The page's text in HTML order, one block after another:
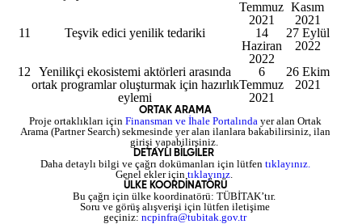
Temmuz
2021
Kasım
2021
11
Teşvik edici yenilik tedariki
14
Haziran
2022
27 Eylül
2022
12
Yenilikçi ekosistemi aktörleri arasında
ortak programlar oluşturmak için hazırlık
eylemi
6
Temmuz
2021
26 Ekim
2021
ORTAK ARAMA
Proje ortaklıkları için Finansman ve İhale Portalındayer alan Ortak
Arama (Partner Search) sekmesinde yer alan ilanlara bakabilirsiniz, ilan
girişi yapabilirsiniz.
DETAYLI BİLGİLER
Daha detaylı bilgi ve çağrı dokümanları için lütfen tıklayınız.
Genel ekler için tıklayınız.
ÜLKE KOORDİNATÖRÜ
Bu çağrı için ülke koordinatörü: TÜBİTAK’tır.
Soru ve görüş alışverişi için lütfen iletişime
geçiniz: ncpinfra@tubitak.gov.tr